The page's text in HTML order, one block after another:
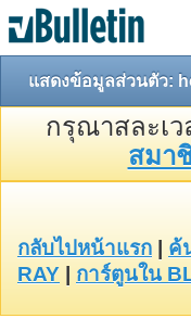
แสดงข้อมูลส่วนตัว:
กรุณาสละเว
สมา
กลับไปหน้าแรก ค้
RAY
การ์ตูนใน